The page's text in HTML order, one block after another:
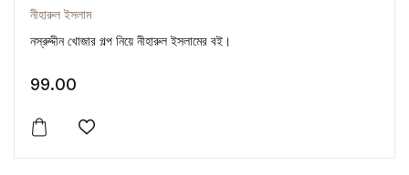
নীহারুল ইসলাম
নস্রুদ্দীন খোজার গল্প নিয়ে নীহারুল ইসলামের বই।
99.00
Add to wishlist